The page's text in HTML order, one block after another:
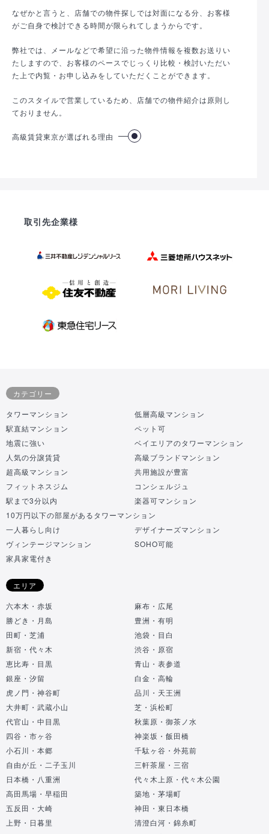
なぜかと言うと、店舗での物件探しでは対面になる分、お客様
がご自身で検討できる時間が限られてしまうからです。
弊社では、メールなどで希望に沿った物件情報を複数お送りい
たしますので、お客様のペースでじっくり比較・検討いただい
た上で内覧・お申し込みをしていただくことができます。
このスタイルで営業しているため、店舗での物件紹介は原則し
ておりません。
高級賃貸東京が選ばれる理由
取引先企業様
カテゴリー
タワーマンション
低層高級マンション
駅直結マンション
ペット可
地震に強い
ベイエリアのタワーマンション
人気の分譲賃貸
高級ブランドマンション
超高級マンション
共用施設が豊富
フィットネスジム
コンシェルジュ
駅まで3分以内
楽器可マンション
10万円以下の部屋があるタワーマンション
一人暮らし向け
デザイナーズマンション
ヴィンテージマンション
SOHO可能
家具家電付き
エリア
六本木・赤坂
麻布・広尾
勝どき・月島
豊洲・有明
田町・芝浦
池袋・目白
新宿・代々木
渋谷・原宿
恵比寿・目黒
青山・表参道
銀座・汐留
白金・高輪
虎ノ門・神谷町
品川・天王洲
大井町・武蔵小山
芝・浜松町
代官山・中目黒
秋葉原・御茶ノ水
四谷・市ヶ谷
神楽坂・飯田橋
小石川・本郷
千駄ヶ谷・外苑前
自由が丘・二子玉川
三軒茶屋・三宿
日本橋・八重洲
代々木上原・代々木公園
高田馬場・早稲田
築地・茅場町
五反田・大崎
神田・東日本橋
上野・日暮里
清澄白河・錦糸町